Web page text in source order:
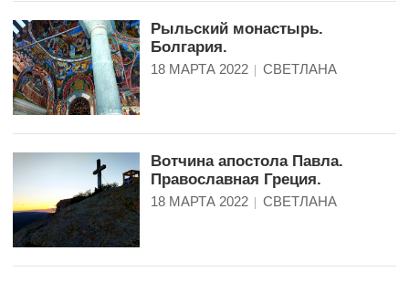
Рыльский монастырь.
Болгария.
18 МАРТА 2022 СВЕТЛАНА
Вотчина апостола Павла.
Православная Греция.
18 МАРТА 2022 СВЕТЛАНА